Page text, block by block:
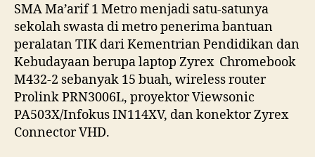
Di
Kota
Metro
SMA Ma’arif 1 Metro menjadi satu-satunya
sekolah swasta di metro penerima bantuan
peralatan TIK dari Kementrian Pendidikan dan
Kebudayaan berupa laptop Zyrex Chromebook
M432-2 sebanyak 15 buah, wireless router
Prolink PRN3006L, proyektor Viewsonic
PA503X/Infokus IN114XV, dan konektor Zyrex
Connector VHD.